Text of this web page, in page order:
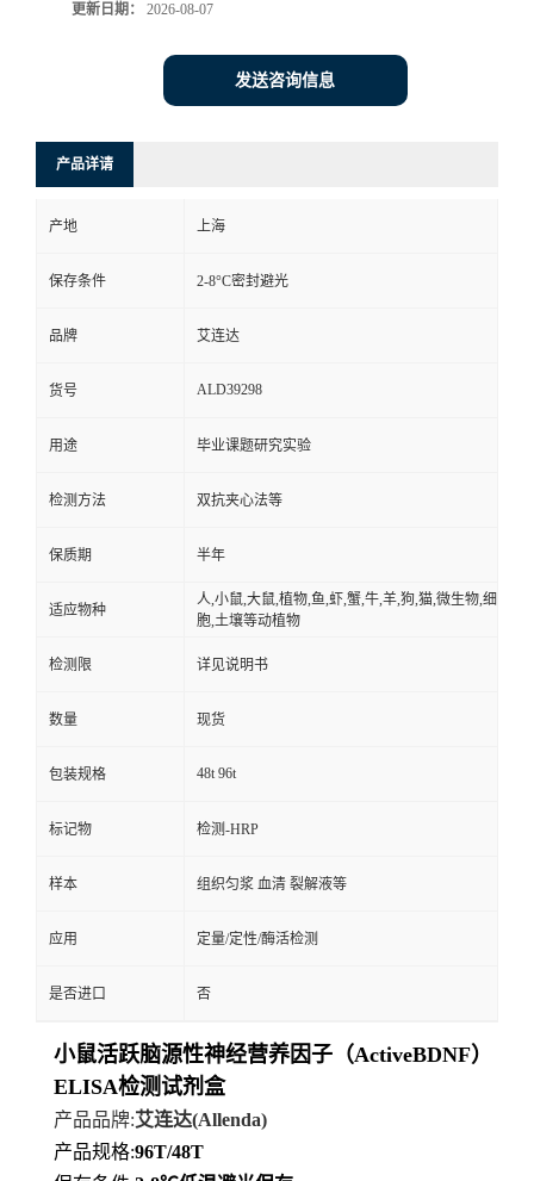
更新日期： 2026-08-07
发送咨询信息
产品详请
产地 上海
保存条件 2-8°C密封避光
品牌 艾连达
货号 ALD39298
用途 毕业课题研究实验
检测方法 双抗夹心法等
保质期 半年
适应物种
人,小鼠,大鼠,植物,鱼,虾,蟹,牛,羊,狗,猫,微生物,细
胞,土壤等动植物
检测限 详见说明书
数量 现货
包装规格 48t 96t
标记物 检测-HRP
样本 组织匀浆 血清 裂解液等
应用 定量/定性/酶活检测
是否进口 否
小鼠活跃脑源性神经营养因子（ActiveBDNF）
ELISA检测试剂盒
产品品牌:艾连达(Allenda)
产品规格:96T/48T